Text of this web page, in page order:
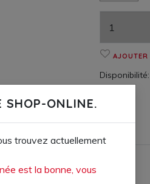
AJOUTER
Disponibilité:
SHOP-ONLINE.
trouvez actuellement
est la bonne, vous